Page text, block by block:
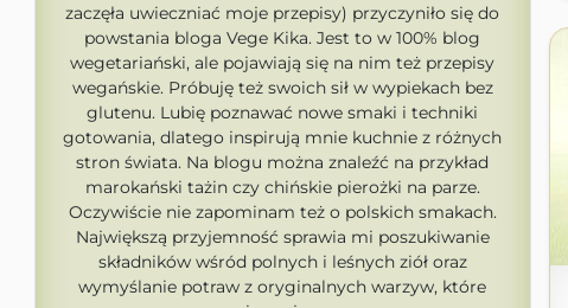
zaczęła uwieczniać moje przepisy) przyczyniło się do
powstania bloga Vege Kika. Jest to w 100% blog
wegetariański, ale pojawiają się na nim też przepisy
wegańskie. Próbuję też swoich sił w wypiekach bez
glutenu. Lubię poznawać nowe smaki i techniki
gotowania, dlatego inspirują mnie kuchnie z różnych
stron świata. Na blogu można znaleźć na przykład
marokański tażin czy chińskie pierożki na parze.
Oczywiście nie zapominam też o polskich smakach.
Największą przyjemność sprawia mi poszukiwanie
składników wśród polnych i leśnych ziół oraz
wymyślanie potraw z oryginalnych warzyw, które